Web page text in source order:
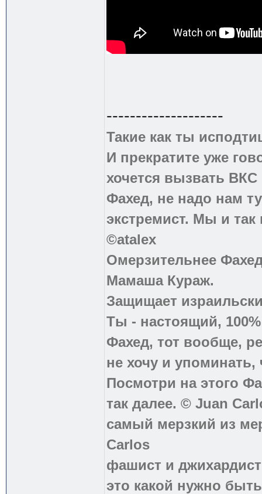
--------------------
Такие как ты
И прекратите уже
хочется вызвать
Фахед, не надо нам
экстремист. Мы и
©atalex
Омерзительнее
Мамаша Кураж.
Защищает
Ты - настоящий,
Фахед, тот вообще,
не хочу и
Посмотри на этого
так далее. © Juan
самый мерзкий из
Carlos
фашист и
это какой нужно